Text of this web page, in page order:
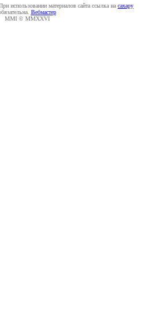
использовании материалов сайта ссылка на caxapу
Вебмастер
MMI © MMXXVI